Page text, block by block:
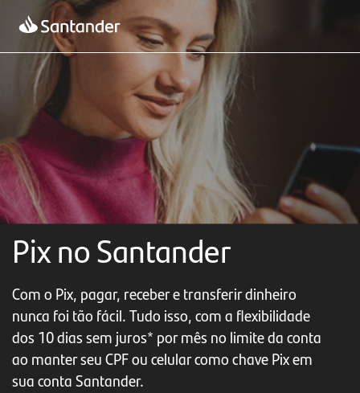
Pix no Santander
Com o Pix, pagar, receber e transferir dinheiro
nunca foi tão fácil. Tudo isso, com a flexibilidade
dos 10 dias sem juros* por mês no limite da conta
ao manter seu CPF ou celular como chave Pix em
sua conta Santander.